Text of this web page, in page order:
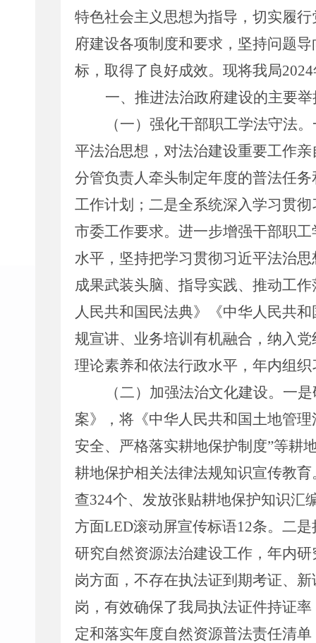
特色社会主义思想为指导，切实履
府建设各项制度和要求，坚持问题
标，取得了良好成效。现将我局2024
一、推进法治政府建设的主要
（一）强化干部职工学法守法。
平法治思想，对法治建设重要工作
分管负责人牵头制定年度的普法任
工作计划；二是全系统深入学习贯
市委工作要求。 进一步增强干部职
水平，坚持把学习贯彻习近平法治
成果武装头脑、指导实践、推动工
人民共和国 民法典》《中华人民共和
规宣讲、业务培训 有机融合，纳入
理论素养和依法行政水平，年内组
（二）加强法治文化建设。 一是
案》，将《中华人民共和国土地管
安全、严格落实耕地保护制度”等耕
耕地保护相关法律法规知识宣传教育
查324个、发放张贴耕地保护知识汇
方面LED滚动屏宣传标语12条。 二是
研究自然资源法治建设工作，年内
岗方面，不存在执法证到期考证、
岗，有效确保了我局执法证件持证
定和落实年度自然资源普法责任清单